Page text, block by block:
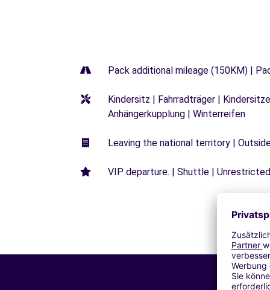
Pack additional mileage (150KM) |
Kindersitz | Fahrradträger |
Anhängerkupplung | Winterreifen
Leaving the national territory |
VIP departure. | Shuttle |